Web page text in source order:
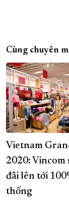
Cùng chuyên
Vietnam
2020: Vincom
đãi lên tới
thống